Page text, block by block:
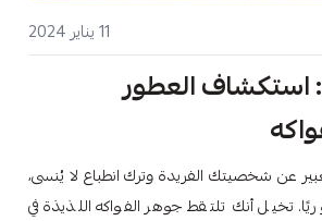
11 يناير 2024
استكشاف العطور
عن شخصيتك الفريدة وترك انطباع لا يُنسى،
تخيل أنك تلتقط جوهر الفواكه اللذيذة في